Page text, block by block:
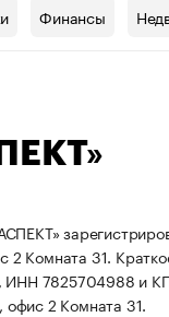
Финансы
2 Комната 31.
ИНН 7825704988 и
офис 2 Комната 31.